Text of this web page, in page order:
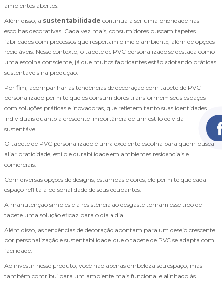
ambientes abertos.
Além disso, a sustentabilidade continua a ser uma prioridade nas
escolhas decorativas. Cada vez mais, consumidores buscam tapetes
fabricados com processos que respeitam o meio ambiente, além de opções
recicláveis. Nesse contexto, o tapete de PVC personalizado se destaca como
uma escolha consciente, já que muitos fabricantes estão adotando práticas
sustentáveis na produção.
Por fim, acompanhar as tendências de decoração com tapete de PVC
personalizado permite que os consumidores transformem seus espaços
com soluções práticas e inovadoras, que refletem tanto suas identidades
individuais quanto a crescente importância de um estilo de vida
sustentável.
O tapete de PVC personalizado é uma excelente escolha para quem busca
aliar praticidade, estilo e durabilidade em ambientes residenciais e
comerciais.
Com diversas opções de designs, estampas e cores, ele permite que cada
espaço reflita a personalidade de seus ocupantes.
A manutenção simples e a resistência ao desgaste tornam esse tipo de
tapete uma solução eficaz para o dia a dia.
Além disso, as tendências de decoração apontam para um desejo crescente
por personalização e sustentabilidade, que o tapete de PVC se adapta com
facilidade.
Ao investir nesse produto, você não apenas embeleza seu espaço, mas
também contribui para um ambiente mais funcional e alinhado às